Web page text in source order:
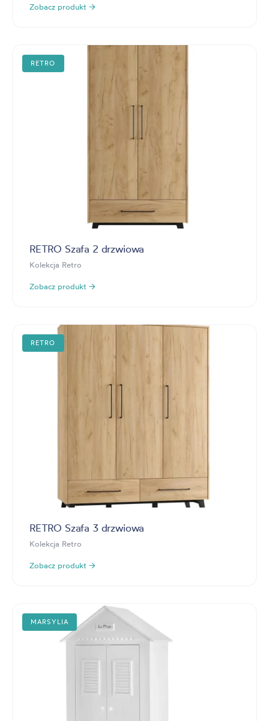
Zobacz produkt →
RETRO
RETRO Szafa 2 drzwiowa
Kolekcja Retro
Zobacz produkt →
RETRO
RETRO Szafa 3 drzwiowa
Kolekcja Retro
Zobacz produkt →
MARSYLIA